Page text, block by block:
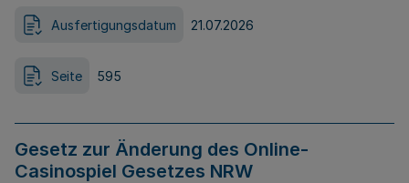
Ausfertigungsdatum 21.07.2026
Seite 595
Gesetz zur Änderung des Online-
Casinospiel Gesetzes NRW